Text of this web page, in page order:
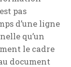
pas
d’une ligne
qu’un
le cadre
document